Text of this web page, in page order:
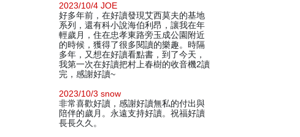
2023/10/4 JOE
好多年前，在好讀發現艾西莫夫的基地
系列，還有科小說海伯利昂，讓我在年
輕歲月，住在忠孝東路旁玉成公園附近
的時候，獲得了很多閱讀的樂趣。時隔
多年，又想在好讀看點書，到了今天，
我第一次在好讀把村上春樹的收音機2讀
完，感謝好讀~
2023/10/3 snow
非常喜歡好讀，感謝好讀無私的付出與
陪伴的歲月。永遠支持好讀。祝福好讀
長長久久。